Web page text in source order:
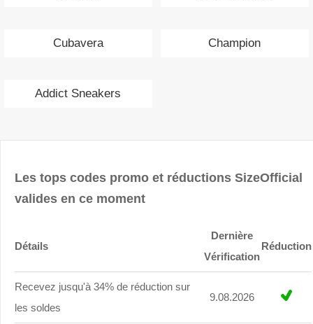
Cubavera Champion
Addict Sneakers
Les tops codes promo et réductions SizeOfficial
valides en ce moment
Détails
Dernière
Vérification
Réduction
Recevez jusqu'à 34% de réduction sur
les soldes
9.08.2026